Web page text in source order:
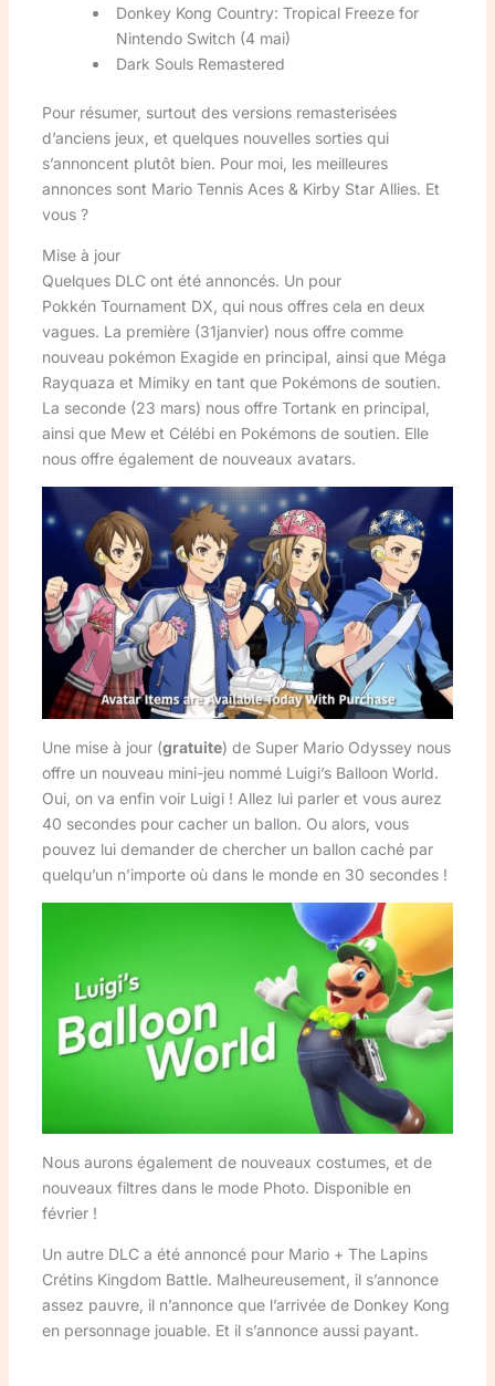
Donkey Kong Country: Tropical Freeze for
Nintendo Switch (4 mai)
Dark Souls Remastered
Pour résumer, surtout des versions remasterisées
d’anciens jeux, et quelques nouvelles sorties qui
s’annoncent plutôt bien. Pour moi, les meilleures
annonces sont Mario Tennis Aces & Kirby Star Allies. Et
vous ?
Mise à jour
Quelques DLC ont été annoncés. Un pour
Pokkén Tournament DX, qui nous offres cela en deux
vagues. La première (31janvier) nous offre comme
nouveau pokémon Exagide en principal, ainsi que Méga
Rayquaza et Mimiky en tant que Pokémons de soutien.
La seconde (23 mars) nous offre Tortank en principal,
ainsi que Mew et Célébi en Pokémons de soutien. Elle
nous offre également de nouveaux avatars.
Une mise à jour (gratuite) de Super Mario Odyssey nous
offre un nouveau mini-jeu nommé Luigi’s Balloon World.
Oui, on va enfin voir Luigi ! Allez lui parler et vous aurez
40 secondes pour cacher un ballon. Ou alors, vous
pouvez lui demander de chercher un ballon caché par
quelqu’un n’importe où dans le monde en 30 secondes !
Nous aurons également de nouveaux costumes, et de
nouveaux filtres dans le mode Photo. Disponible en
février !
Un autre DLC a été annoncé pour Mario + The Lapins
Crétins Kingdom Battle. Malheureusement, il s’annonce
assez pauvre, il n’annonce que l’arrivée de Donkey Kong
en personnage jouable. Et il s’annonce aussi payant.